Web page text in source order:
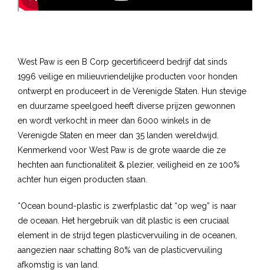
West Paw is een B Corp gecertificeerd bedrijf dat sinds
1996 veilige en milieuvriendelijke producten voor honden
ontwerpt en produceert in de Verenigde Staten. Hun stevige
en duurzame speelgoed heeft diverse prijzen gewonnen
en wordt verkocht in meer dan 6000 winkels in de
Verenigde Staten en meer dan 35 landen wereldwijd.
Kenmerkend voor West Paw is de grote waarde die ze
hechten aan functionaliteit & plezier, veiligheid en ze 100%
achter hun eigen producten staan.
*Ocean bound-plastic is zwerfplastic dat “op weg” is naar
de oceaan. Het hergebruik van dit plastic is een cruciaal
element in de strijd tegen plasticvervuiling in de oceanen,
aangezien naar schatting 80% van de plasticvervuiling
afkomstig is van land.